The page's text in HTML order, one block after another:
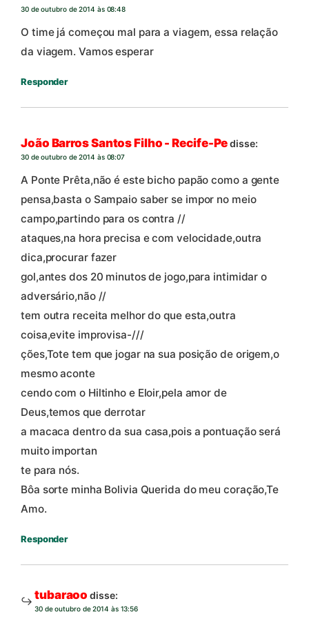
30 de outubro de 2014 às 08:48
O time já começou mal para a viagem, essa relação
da viagem. Vamos esperar
Responder
João Barros Santos Filho - Recife-Pedisse:
30 de outubro de 2014 às 08:07
A Ponte Prêta,não é este bicho papão como a gente
pensa,basta o Sampaio saber se impor no meio
campo,partindo para os contra //
ataques,na hora precisa e com velocidade,outra
dica,procurar fazer
gol,antes dos 20 minutos de jogo,para intimidar o
adversário,não //
tem outra receita melhor do que esta,outra
coisa,evite improvisa-///
ções,Tote tem que jogar na sua posição de origem,o
mesmo aconte
cendo com o Hiltinho e Eloir,pela amor de
Deus,temos que derrotar
a macaca dentro da sua casa,pois a pontuação será
muito importan
te para nós.
Bôa sorte minha Bolivia Querida do meu coração,Te
Amo.
Responder
tubaraoo disse:
30 de outubro de 2014 às 13:56